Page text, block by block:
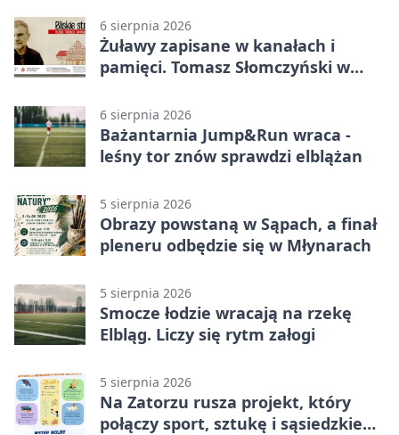
6 sierpnia 2026
Żuławy zapisane w kanałach i
pamięci. Tomasz Słomczyński w
6 sierpnia 2026
Bażantarnia Jump&Run wraca -
leśny tor znów sprawdzi elblążan
5 sierpnia 2026
Obrazy powstaną w Sąpach, a finał
pleneru odbędzie się w Młynarach
5 sierpnia 2026
Smocze łodzie wracają na rzekę
Elbląg. Liczy się rytm załogi
5 sierpnia 2026
Na Zatorzu rusza projekt, który
połączy sport, sztukę i sąsiedzkie